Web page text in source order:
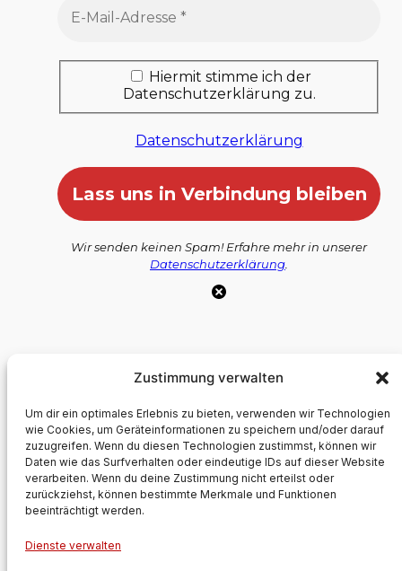
Zustimmung verwalten
Um dir ein optimales Erlebnis zu bieten, verwenden wir Technologien
wie Cookies, um Geräteinformationen zu speichern und/oder darauf
zuzugreifen. Wenn du diesen Technologien zustimmst, können wir
Daten wie das Surfverhalten oder eindeutige IDs auf dieser Website
verarbeiten. Wenn du deine Zustimmung nicht erteilst oder
zurückziehst, können bestimmte Merkmale und Funktionen
beeinträchtigt werden.
Dienste verwalten
Hiermit stimme ich der
Datenschutzerklärung zu.
Datenschutzerklärung
Wir senden keinen Spam! Erfahre mehr in unserer
Datenschutzerklärung
Förderverein FF Amt Hörnerkirchen e.V.
Auch Helfer brauchen Hilfe